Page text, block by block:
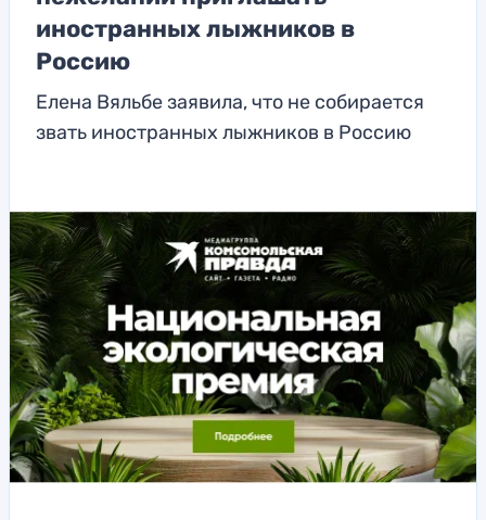
иностранных лыжников в
Россию
Елена Вяльбе заявила, что не собирается
звать иностранных лыжников в Россию